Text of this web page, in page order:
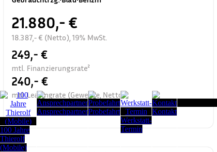
21.880,- €
18.387,- € (Netto), 19% MwSt.
249,- €
mtl. Finanzierungsrate²
240,- €
mtl. Leasingrate (Gewerbe, Netto)³
100 Jahre
Thierolf
(Mobile)
AnsprechpartnerProbefahrt
Werkstatt-
Termin
Kontakt